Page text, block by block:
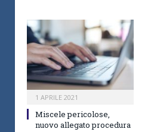
1 APRILE 2021
Miscele pericolose,
nuovo allegato procedura